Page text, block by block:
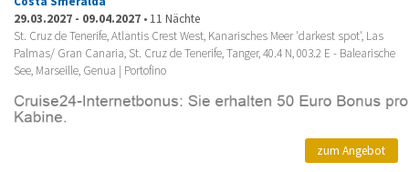
29.03.2027 - 09.04.2027 • 11 Nächte
St. Cruz de Tenerife, Atlantis Crest West, Kanarisches Meer 'darkest spot', Las
Palmas/ Gran Canaria, St. Cruz de Tenerife, Tanger, 40.4 N, 003.2 E - Balearische
See, Marseille, Genua | Portofino
zum Angebot